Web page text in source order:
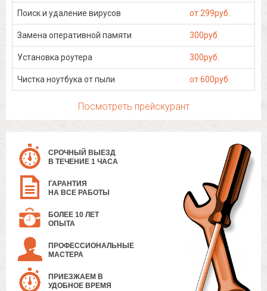
Поиск и удаление вирусов от 299руб.
Замена оперативной памяти 300руб.
Установка роутера 300руб.
Чистка ноутбука от пыли от 600руб.
Посмотреть прейскурант
СРОЧНЫЙ ВЫЕЗД
В ТЕЧЕНИЕ 1 ЧАСА
ГАРАНТИЯ
НА ВСЕ РАБОТЫ
БОЛЕЕ 10 ЛЕТ
ОПЫТА
ПРОФЕССИОНАЛЬНЫЕ
МАСТЕРА
ПРИЕЗЖАЕМ В
УДОБНОЕ ВРЕМЯ